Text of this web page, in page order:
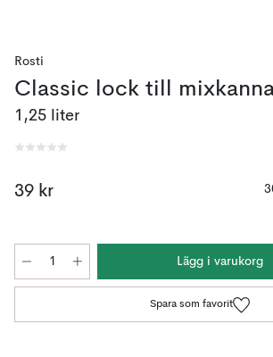
Rosti
Classic lock till
1,25 liter
39 kr
Lägg i varukorg
Spara som favorit